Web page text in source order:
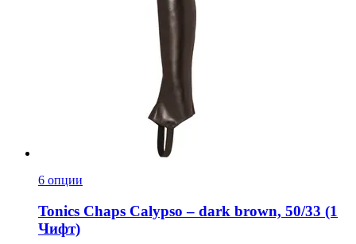
6 опции
Tonics Chaps Calypso – dark brown, 50/33 (1
Чифт)